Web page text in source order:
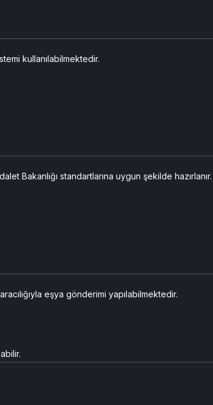
kullanılabilmektedir.
Bakanlığı standartlarına uygun şekilde hazırlanır.
eşya gönderimi yapılabilmektedir.